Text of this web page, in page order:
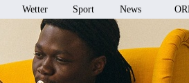
Wetter Sport News